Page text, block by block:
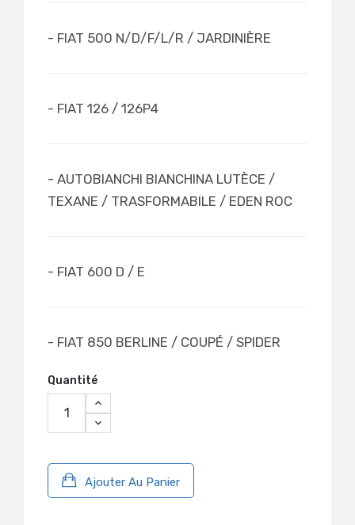
- FIAT 500 N/D/F/L/R / JARDINIÈRE
- FIAT 126 / 126P4
- AUTOBIANCHI BIANCHINA LUTÈCE /
TEXANE / TRASFORMABILE / EDEN ROC
- FIAT 600 D / E
- FIAT 850 BERLINE / COUPÉ / SPIDER
Quantité
Ajouter Au Panier